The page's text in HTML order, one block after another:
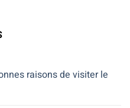
raisons de visiter le